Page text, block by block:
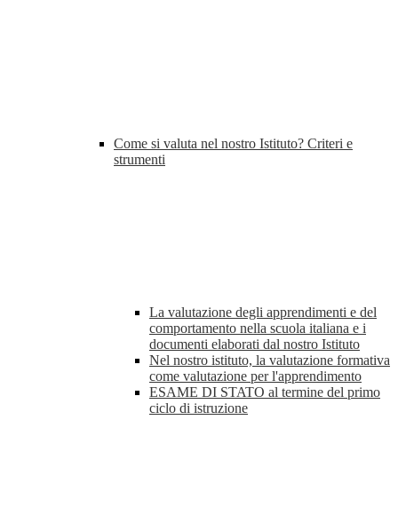
Come si valuta nel nostro Istituto? Criteri e
strumenti
La valutazione degli apprendimenti e del
comportamento nella scuola italiana e i
documenti elaborati dal nostro Istituto
Nel nostro istituto, la valutazione formativa
come valutazione per l'apprendimento
ESAME DI STATO al termine del primo
ciclo di istruzione